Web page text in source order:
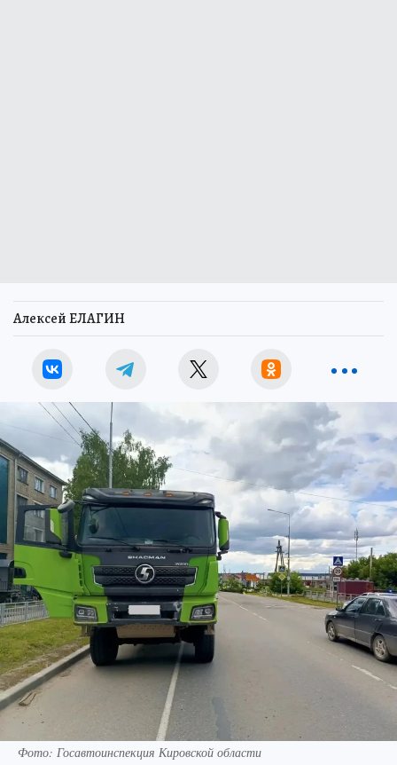
Алексей ЕЛАГИН
Фото: Госавтоинспекция Кировской области